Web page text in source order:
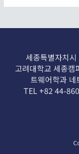
세종특별자치
고려대학교 세종캠
트웨어학과
TEL +82 44-